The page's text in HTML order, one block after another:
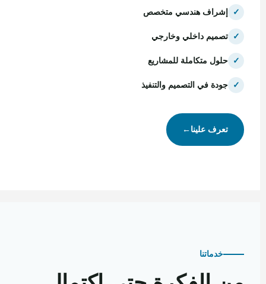
✓ إشراف هندسي متخصص
✓ تصميم داخلي وخارجي
✓ حلول متكاملة للمشاريع
✓ جودة في التصميم والتنفيذ
تعرف علينا←
خدماتنا